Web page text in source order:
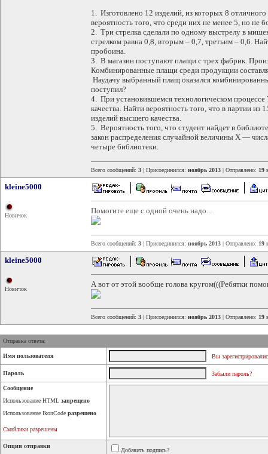
1. Изготовлено 12 изделий, из которых 8
вероятность того, что среди них не менее 5, но не
2. Три стрелка сделали по одному выстрелу в
стрелком равна 0,8, вторым – 0,7, третьим – 0,6.
пробоина.
3. В магазин поступают плащи с трех фабрик.
Комбинированные плащи среди продукции
Наудачу выбранный плащ оказался
поступил?
4. При установившемся технологическом
качества. Найти вероятность того, что в партии из
изделий высшего качества.
5. Вероятность того, что студент найдет в
закон распределения случайной величины X —
четыре библиотеки.
Всего сообщений: 3 | Присоединился: ноябрь 2013 | Отправлено: 19
kleine5000
Новичок
Помогите еще с одной очень надо...
Всего сообщений: 3 | Присоединился: ноябрь 2013 | Отправлено: 19
kleine5000
Новичок
А вот от этой вообще голова кругом(((Ребятки
Всего сообщений: 3 | Присоединился: ноябрь 2013 | Отправлено: 19
Отправка ответа:
Имя пользователя Вы
Пароль Забыли пароль?
Сообщение
Использование HTML запрещено
Использование IkonCode разрешено
Смайлики разрешены
Опции отправки
Добавить подпись?